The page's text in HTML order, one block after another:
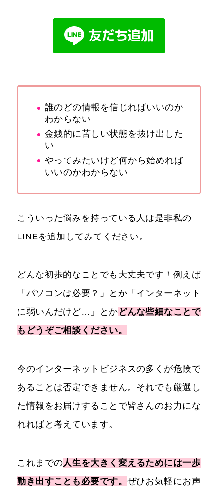
誰のどの情報を信じればいいのか
わからない
金銭的に苦しい状態を抜け出した
い
やってみたいけど何から始めれば
いいのかわからない
こういった悩みを持っている人は是非私の
LINEを追加してみてください。
どんな初歩的なことでも大丈夫です！例えば
「パソコンは必要？」とか「インターネット
に弱いんだけど…」とかどんな些細なことで
もどうぞご相談ください。
今のインターネットビジネスの多くが危険で
あることは否定できません。それでも厳選し
た情報をお届けすることで皆さんのお力にな
れればと考えています。
これまでの人生を大きく変えるためには一歩
動き出すことも必要です。 ぜひお気軽にお声